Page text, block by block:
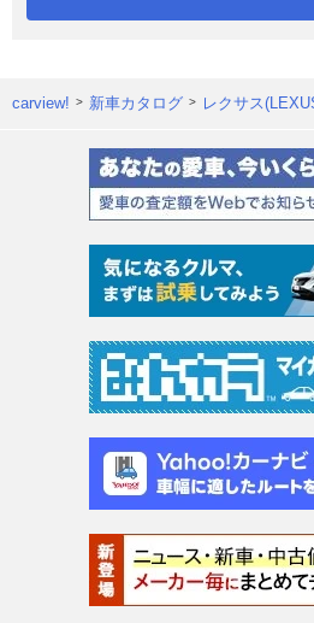
carview! 新車カタログ レクサス